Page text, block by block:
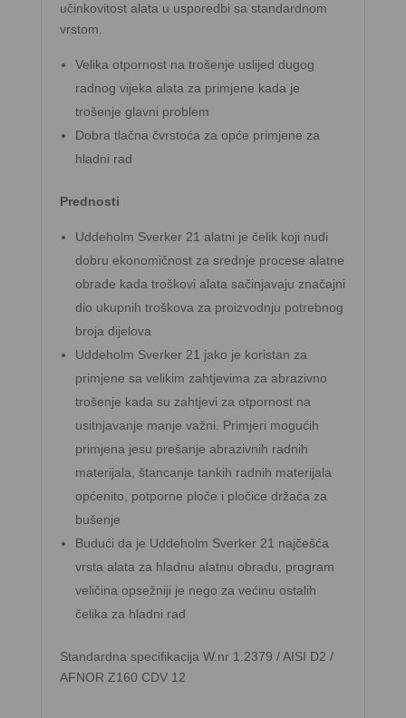
učinkovitost alata u usporedbi sa standardnom
vrstom.
Velika otpornost na trošenje uslijed dugog
radnog vijeka alata za primjene kada je
trošenje glavni problem
Dobra tlačna čvrstoća za opće primjene za
hladni rad
Prednosti
Uddeholm Sverker 21 alatni je čelik koji nudi
dobru ekonomičnost za srednje procese alatne
obrade kada troškovi alata sačinjavaju značajni
dio ukupnih troškova za proizvodnju potrebnog
broja dijelova
Uddeholm Sverker 21 jako je koristan za
primjene sa velikim zahtjevima za abrazivno
trošenje kada su zahtjevi za otpornost na
usitnjavanje manje važni. Primjeri mogućih
primjena jesu prešanje abrazivnih radnih
materijala, štancanje tankih radnih materijala
općenito, potporne ploče i pločice držača za
bušenje
Budući da je Uddeholm Sverker 21 najčešća
vrsta alata za hladnu alatnu obradu, program
veličina opsežniji je nego za većinu ostalih
čelika za hladni rad
Standardna specifikacija W.nr 1.2379 / AISI D2 /
AFNOR Z160 CDV 12